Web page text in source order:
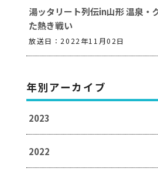
湯ッタリート列伝in山形 温泉・
た熱き戦い
放送日：2022年11月02日
年別アーカイブ
2023
2022